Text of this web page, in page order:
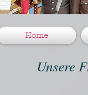
Home
Unsere